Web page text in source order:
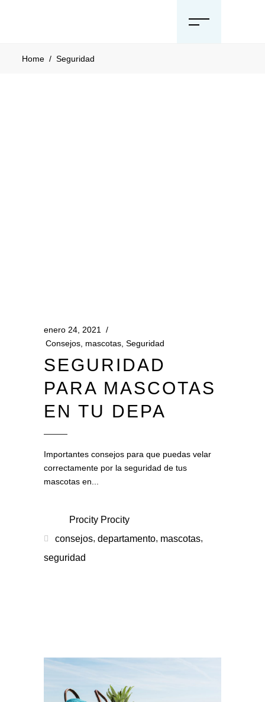
Home/ Seguridad
enero 24, 2021
Consejos mascotas Seguridad
SEGURIDAD
PARA MASCOTAS
EN TU DEPA
Importantes consejos para que puedas velar
correctamente por la seguridad de tus
mascotas en
Procity Procity
consejos, departamento, mascotas,
seguridad